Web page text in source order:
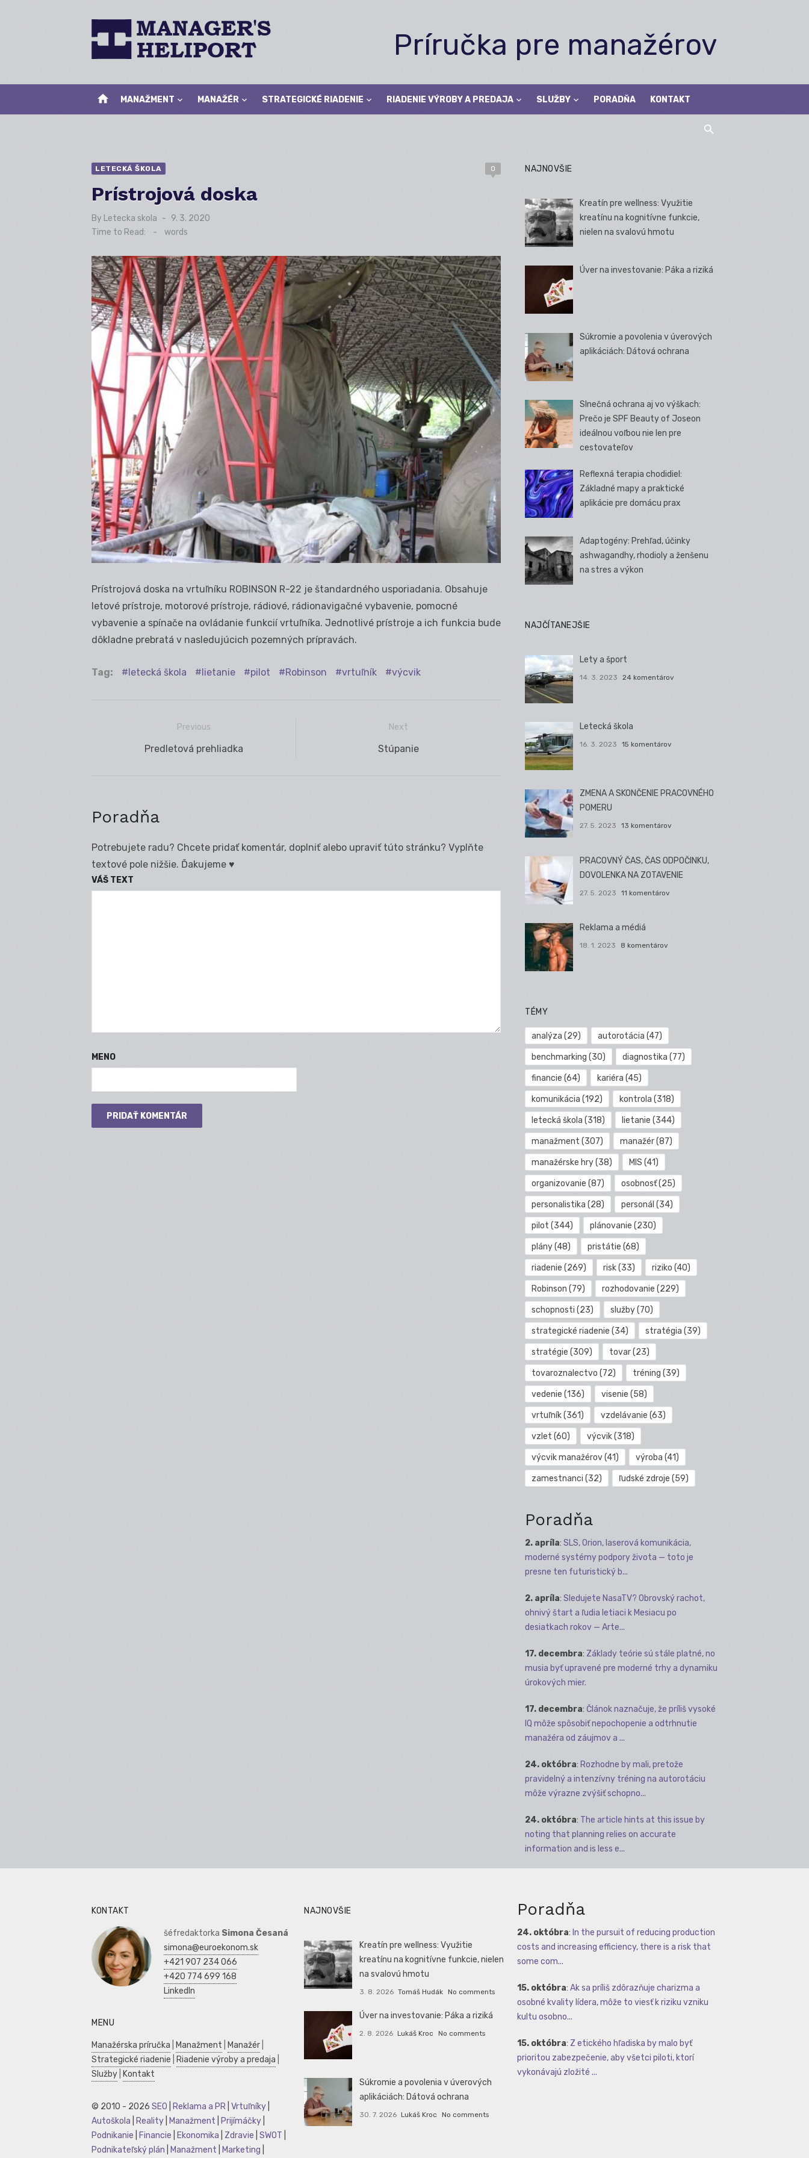
Príručka pre manažérov
home MANAŽMENT MANAŽÉR STRATEGICKÉ RIADENIE RIADENIE VÝROBY A PREDAJA SLUŽBY PORADŇA KONTAKT
LETECKÁ ŠKOLA 0
Prístrojová doska
By Letecka skola
Posted
on
9. 3. 2020
Time to Read:
- words
Prístrojová doska na vrtuľníku ROBINSON R-22 je štandardného usporiadania. Obsahuje
letové prístroje, motorové prístroje, rádiové, rádionavigačné vybavenie, pomocné
vybavenie a spínače na ovládanie funkcií vrtuľníka. Jednotlivé prístroje a ich funkcia bude
dôkladne prebratá v nasledujúcich pozemných prípravách.
Tag: letecká škola lietanie pilot Robinson vrtuľník výcvik
Navigácia
Previous
Previous
Predletová prehliadka
Next
Next
Stúpanie
Poradňa
Potrebujete radu? Chcete pridať komentár, doplniť alebo upraviť túto stránku? Vyplňte
textové pole nižšie. Ďakujeme ♥
VÁŠ TEXT
MENO
NAJNOVŠIE
Kreatín pre wellness: Využitie
kreatínu na kognitívne funkcie,
nielen na svalovú hmotu
Úver na investovanie: Páka a riziká
Súkromie a povolenia v úverových
aplikáciách: Dátová ochrana
Slnečná ochrana aj vo výškach:
Prečo je SPF Beauty of Joseon
ideálnou voľbou nie len pre
cestovateľov
Reflexná terapia chodidiel:
Základné mapy a praktické
aplikácie pre domácu prax
Adaptogény: Prehľad, účinky
ashwagandhy, rhodioly a ženšenu
na stres a výkon
NAJČÍTANEJŠIE
Lety a šport
14. 3. 2023 24 komentárov
Letecká škola
16. 3. 2023 15 komentárov
ZMENA A SKONČENIE PRACOVNÉHO
POMERU
27. 5. 2023 13 komentárov
PRACOVNÝ ČAS, ČAS ODPOČINKU,
DOVOLENKA NA ZOTAVENIE
27. 5. 2023 11 komentárov
Reklama a médiá
18. 1. 2023 8 komentárov
TÉMY
analýza (29) autorotácia (47)
benchmarking (30) diagnostika (77)
financie (64) kariéra (45)
komunikácia (192) kontrola (318)
letecká škola (318) lietanie (344)
manažment (307) manažér(87)
manažérske hry(38) MIS (41)
organizovanie (87) osobnosť(25)
personalistika (28) personál (34)
pilot (344) plánovanie (230)
plány(48) pristátie (68)
riadenie (269) risk(33) riziko (40)
Robinson (79) rozhodovanie (229)
schopnosti (23) služby(70)
strategické riadenie (34) stratégia (39)
stratégie (309) tovar(23)
tovaroznalectvo (72) tréning (39)
vedenie (136) visenie (58)
vrtuľník(361) vzdelávanie (63)
vzlet (60) výcvik(318)
výcvik manažérov(41) výroba (41)
zamestnanci (32) ľudské zdroje (59)
Poradňa
2. apríla: SLS, Orion, laserová komunikácia,
moderné systémy podpory života — toto je
presne ten futuristický b...
2. apríla: Sledujete NasaTV? Obrovský rachot,
ohnivý štart a ľudia letiaci k Mesiacu po
desiatkach rokov — Arte...
17. decembra: Základy teórie sú stále platné, no
musia byť upravené pre moderné trhy a dynamiku
úrokových mier.
17. decembra: Článok naznačuje, že príliš vysoké
IQ môže spôsobiť nepochopenie a odtrhnutie
manažéra od záujmov a ...
24. októbra: Rozhodne by mali, pretože
pravidelný a intenzívny tréning na autorotáciu
môže výrazne zvýšiť schopno...
24. októbra: The article hints at this issue by
noting that planning relies on accurate
information and is less e...
KONTAKT
šéfredaktorka Simona Česaná
simona@euroekonom.sk
+421 907 234 066
+420 774 699 168
LinkedIn
MENU
Manažérska príručka Manažment Manažér
Strategické riadenie
Riadenie výroby a predaja
Služby
Kontakt
© 2010 - 2026 SEO Reklama a PR Vrtuľníky
Autoškola
Reality Manažment Prijímáčky
Podnikanie
Financie Ekonomika Zdravie SWOT
Podnikateľský plán
Manažment Marketing
NAJNOVŠIE
Kreatín pre wellness: Využitie
kreatínu na kognitívne funkcie, nielen
na svalovú hmotu
3. 8. 2026 Tomáš Hudák No comments
Úver na investovanie: Páka a riziká
2. 8. 2026 Lukáš Kroc No comments
Súkromie a povolenia v úverových
aplikáciách: Dátová ochrana
30. 7. 2026 Lukáš Kroc No comments
Poradňa
24. októbra: In the pursuit of reducing production
costs and increasing efficiency, there is a risk that
some com...
15. októbra: Ak sa príliš zdôrazňuje charizma a
osobné kvality lídera, môže to viesť k riziku vzniku
kultu osobno...
15. októbra: Z etického hľadiska by malo byť
prioritou zabezpečenie, aby všetci piloti, ktorí
vykonávajú zložité ...